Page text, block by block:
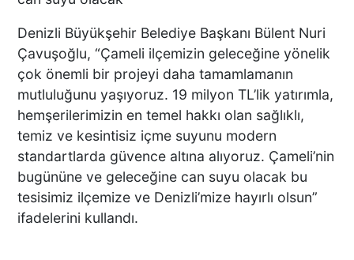
Denizli Büyükşehir Belediye Başkanı Bülent Nuri
Çavuşoğlu, “Çameli ilçemizin geleceğine yönelik
çok önemli bir projeyi daha tamamlamanın
mutluluğunu yaşıyoruz. 19 milyon TL’lik yatırımla,
hemşerilerimizin en temel hakkı olan sağlıklı,
temiz ve kesintisiz içme suyunu modern
standartlarda güvence altına alıyoruz. Çameli’nin
bugününe ve geleceğine can suyu olacak bu
tesisimiz ilçemize ve Denizli’mize hayırlı olsun”
ifadelerini kullandı.